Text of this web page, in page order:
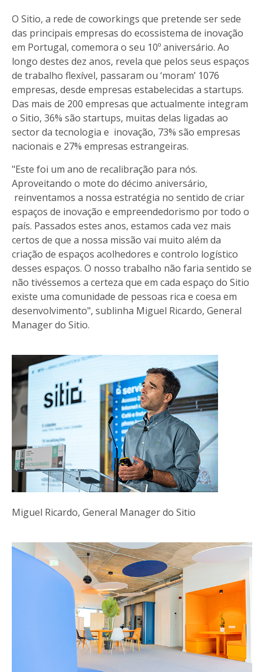
O Sitio, a rede de coworkings que pretende ser sede
das principais empresas do ecossistema de inovação
em Portugal, comemora o seu 10º aniversário. Ao
longo destes dez anos, revela que pelos seus espaços
de trabalho flexível, passaram ou ‘moram’ 1076
empresas, desde empresas estabelecidas a startups.
Das mais de 200 empresas que actualmente integram
o Sitio, 36% são startups, muitas delas ligadas ao
sector da tecnologia e inovação, 73% são empresas
nacionais e 27% empresas estrangeiras.
"Este foi um ano de recalibração para nós.
Aproveitando o mote do décimo aniversário,
reinventamos a nossa estratégia no sentido de criar
espaços de inovação e empreendedorismo por todo o
país. Passados estes anos, estamos cada vez mais
certos de que a nossa missão vai muito além da
criação de espaços acolhedores e controlo logístico
desses espaços. O nosso trabalho não faria sentido se
não tivéssemos a certeza que em cada espaço do Sitio
existe uma comunidade de pessoas rica e coesa em
desenvolvimento", sublinha Miguel Ricardo, General
Manager do Sitio.
Miguel Ricardo, General Manager do Sitio